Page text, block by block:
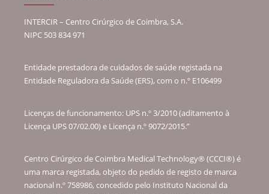
INTERCIR – Centro Cirúrgico de Coimbra, S.A.
NIPC 503 834 971
Entidade prestadora de cuidados de saúde registada na
Entidade Reguladora da Saúde (ERS), com o n.º E106499
Licenças de funcionamento: UPS n.º 3/2010 (aditamento à
Licença UPS 07/02.00) e Licença n.º 9072/2015.”
Centro Cirúrgico de Coimbra Medical Technology® (CCCI®) é
uma marca registada, objeto do pedido de registo de marca
nacional n.º 758986, concedido pelo Instituto Nacional da